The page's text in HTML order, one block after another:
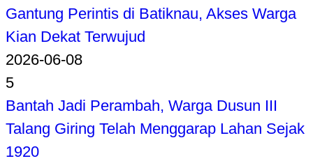
Gantung Perintis di Batiknau, Akses Warga
Kian Dekat Terwujud
2026-06-08
5
Bantah Jadi Perambah, Warga Dusun III
Talang Giring Telah Menggarap Lahan Sejak
1920